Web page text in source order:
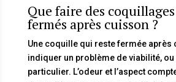
Que faire des
fermés après cuisson ?
Une coquille qui reste fermée après
indiquer un problème de viabilité,
particulier. L’odeur et l’aspect